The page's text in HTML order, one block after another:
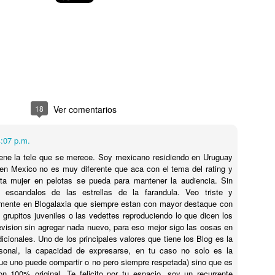
18 Ver comentarios
p.m.
la tele que se merece. Soy mexicano residiendo en Uruguay
Mexico no es muy diferente que aca con el tema del rating y
mujer en pelotas se pueda para mantener la audiencia. Sin
escandalos de las estrellas de la farandula. Veo triste y
en Blogalaxia que siempre estan con mayor destaque con
juveniles o las vedettes reproduciendo lo que dicen los
sin agregar nada nuevo, para eso mejor sigo las cosas en
Uno de los principales valores que tiene los Blog es la
la capacidad de expresarse, en tu caso no solo es la
uno puede compartir o no pero siempre respetada) sino que es
URUGUAY !
OVNIS caídos en el barrio Lezica
de Montevideo ! LUEGO DE VER
escucharon fuerte estruendo !!
Oceanario de Lisboa - Visita a su interior
OCEANARIO de LISBOA es el que más me ha gustado de todos los
he visitado. LOS INVITO A VER SU INTERIOR.
EL CASTILLO DE LOS BICHOS - Leyenda Urbana de
Buenos Aires.
CASTILLO DE LOS BICHOS - Leyenda Urbana de Buenos Aires.